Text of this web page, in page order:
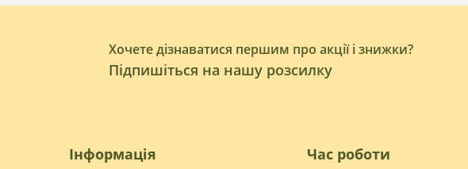
Хочете дізнаватися першим про акції і знижки?
Підпишіться на нашу розсилку
Інформація Час роботи